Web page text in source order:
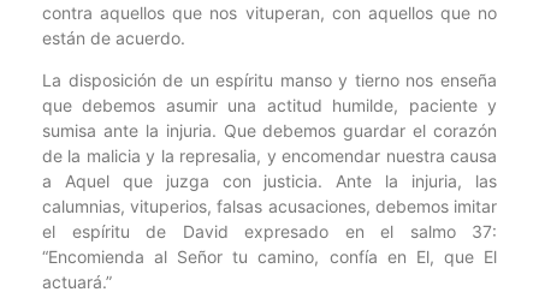
contra aquellos que nos vituperan, con aquellos que no
están de acuerdo.
La disposición de un espíritu manso y tierno nos enseña
que debemos asumir una actitud humilde, paciente y
sumisa ante la injuria. Que debemos guardar el corazón
de la malicia y la represalia, y encomendar nuestra causa
a Aquel que juzga con justicia. Ante la injuria, las
calumnias, vituperios, falsas acusaciones, debemos imitar
el espíritu de David expresado en el salmo 37:
“Encomienda al Señor tu camino, confía en El, que El
actuará.”